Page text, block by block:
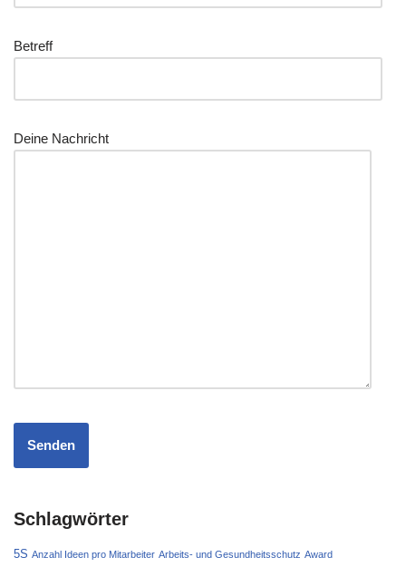
Betreff
Dei­ne Nachricht
Schlagwörter
5S Anzahl Ideen pro Mitarbeiter Arbeits- und Gesundheitsschutz Award